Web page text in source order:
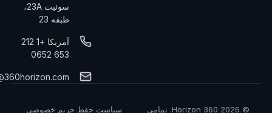
سوئیت 23A،
طبقه 23
آمریکا +1 212
653 0652
© 2026 360 Horizon. تمامی سیاست حفظ حریم خصوصی